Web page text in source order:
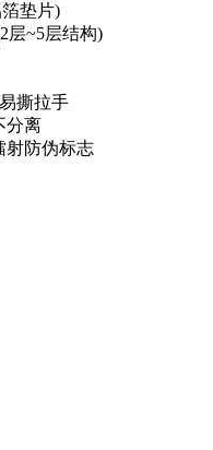
垫片)
层~5层结构)
撕拉手
分离
射防伪标志